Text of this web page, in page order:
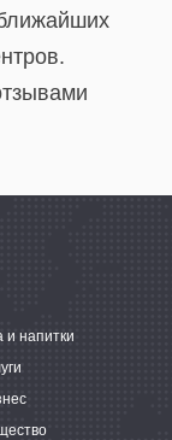
и напитки